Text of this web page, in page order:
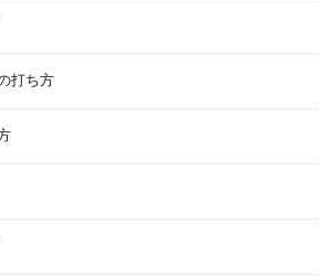
打ち方